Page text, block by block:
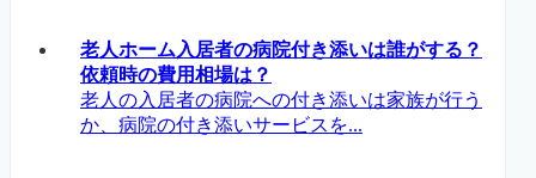
老人ホーム入居者の病院付き添いは誰がする？
依頼時の費用相場は？
老人の入居者の病院への付き添いは家族が行う
か、病院の付き添いサービスを...